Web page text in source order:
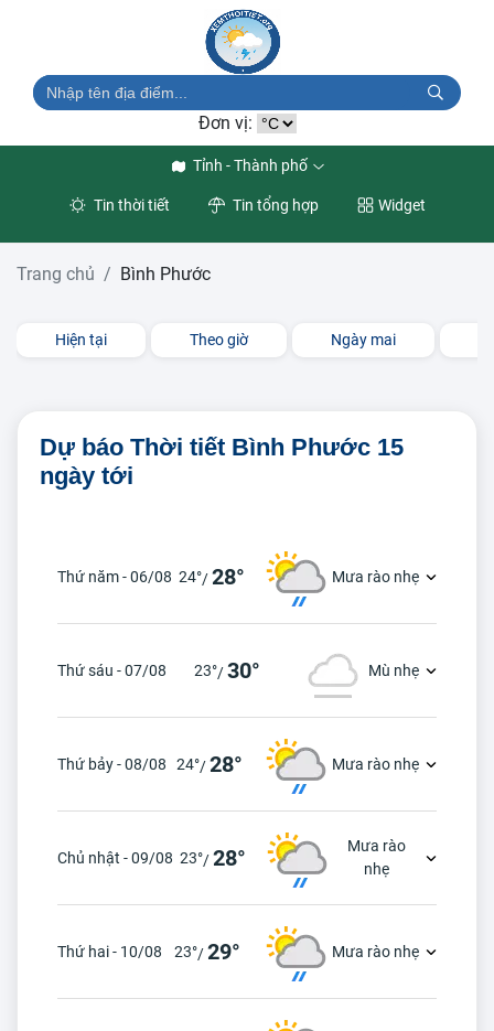
Đơn vị:
Tỉnh - Thành phố
Tin thời tiết Tin tổng hợp Widget
Trang chủ Bình Phước
Hiện tại Theo giờ Ngày mai
Dự báo Thời tiết Bình Phước 15
ngày tới
Thứ năm - 06/08 24°/28° Mưa rào nhẹ
Thứ sáu - 07/08 23°/30° Mù nhẹ
Thứ bảy - 08/08 24°/28° Mưa rào nhẹ
Chủ nhật - 09/08 23°/28°
Mưa rào
nhẹ
Thứ hai - 10/08 23°/29° Mưa rào nhẹ